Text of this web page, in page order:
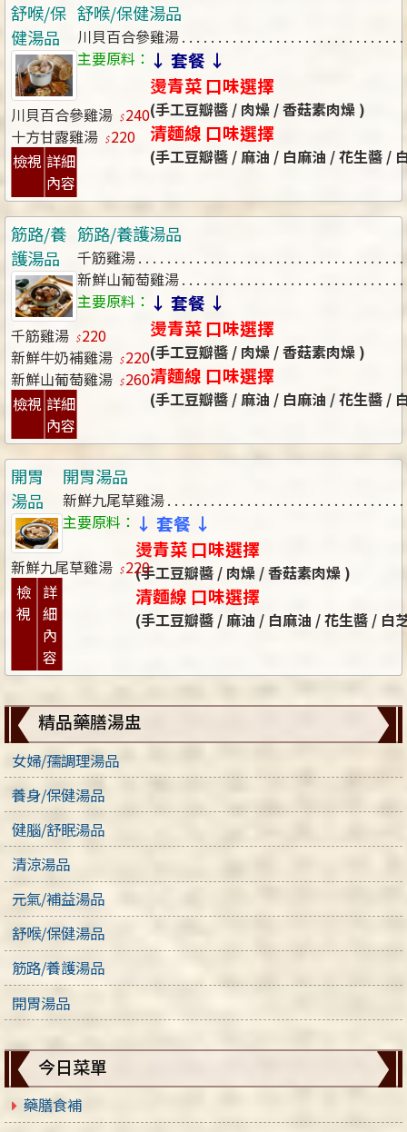
精品藥膳湯盅
女婦/孺調理湯品
養身/保健湯品
健腦/舒眠湯品
清涼湯品
元氣/補益湯品
舒喉/保健湯品
筋路/養護湯品
開胃湯品
今日菜單
藥膳食補
舒喉/保
健湯品
川貝百合參雞湯
240
十方甘露雞湯
220
檢視 詳細
內容
舒喉/保健湯品
川貝百合參雞湯
主要原料： ↓ 套餐 ↓
燙青菜 口味選擇
(手工豆瓣醬 / 肉燥 / 香菇素肉燥 )
清麵線 口味選擇
(手工豆瓣醬 / 麻油 / 白麻油 / 花生醬 /
筋路/養
護湯品
千筋雞湯
220
新鮮牛奶補雞湯
220
新鮮山葡萄雞湯
260
檢視 詳細
內容
筋路/養護湯品
千筋雞湯
新鮮山葡萄雞湯
主要原料： ↓ 套餐 ↓
燙青菜 口味選擇
(手工豆瓣醬 / 肉燥 / 香菇素肉燥 )
清麵線 口味選擇
(手工豆瓣醬 / 麻油 / 白麻油 / 花生醬 /
開胃
湯品
新鮮九尾草雞湯
220
檢
視
詳
細
內
容
開胃湯品
新鮮九尾草雞湯
主要原料： ↓ 套餐 ↓
燙青菜 口味選擇
(手工豆瓣醬 / 肉燥 / 香菇素肉燥 )
清麵線 口味選擇
(手工豆瓣醬 / 麻油 / 白麻油 / 花生醬 / 白